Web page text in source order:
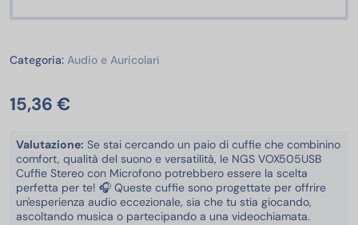
Categoria: Audio e Auricolari
15,36 €
Valutazione: Se stai cercando un paio di cuffie che combinino
comfort, qualità del suono e versatilità, le NGS VOX505USB
Cuffie Stereo con Microfono potrebbero essere la scelta
perfetta per te! 🎧 Queste cuffie sono progettate per offrire
un'esperienza audio eccezionale, sia che tu stia giocando,
ascoltando musica o partecipando a una videochiamata.